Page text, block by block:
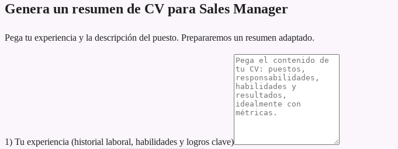
Genera un resumen de CV para Sales Manager
Pega tu experiencia y la descripción del puesto. Prepararemos un resumen adaptado.
1) Tu experiencia (historial laboral, habilidades y logros clave)